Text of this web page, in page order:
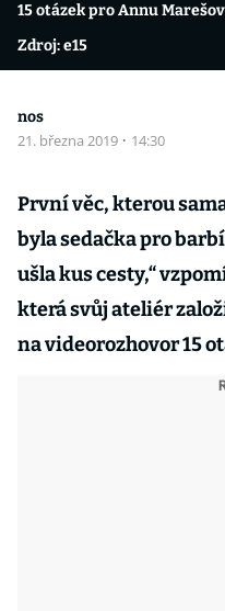
15 otázek pro Annu
Zdroj: e15
nos
21. března 2019 · 14:30
První věc, kterou
byla sedačka pro
ušla kus cesty,“
která svůj ateliér
na videorozhovor 15